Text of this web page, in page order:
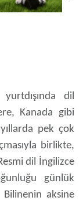
dil
Kanada gibi
pek çok
birlikte,
dil İngilizce
günlük
aksine